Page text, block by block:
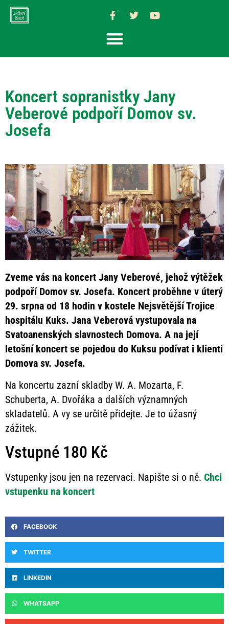
Koncert sopranistky Jany
Veberové podpoří Domov sv.
Josefa
Zveme vás na koncert Jany Veberové, jehož výtěžek
podpoří Domov sv. Josefa. Koncert proběhne v úterý
29. srpna od 18 hodin v kostele Nejsvětější Trojice
hospitálu Kuks. Jana Veberová vystupovala na
Svatoanenských slavnostech Domova. A na její
letošní koncert se pojedou do Kuksu podívat i klienti
Domova sv. Josefa.
Na koncertu zazní skladby W. A. Mozarta, F.
Schuberta, A. Dvořáka a dalších významných
skladatelů. A vy se určitě přidejte. Je to úžasný
zážitek.
Vstupné 180 Kč
Vstupenky jsou jen na rezervaci. Napište si o ně. Chci
vstupenku na koncert
FACEBOOK
TWITTER
LINKEDIN
WHATSAPP